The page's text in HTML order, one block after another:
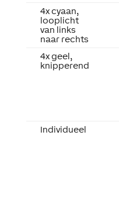
4x cyaan,
looplicht
van links
naar rechts
4x geel,
knipperend
Individueel